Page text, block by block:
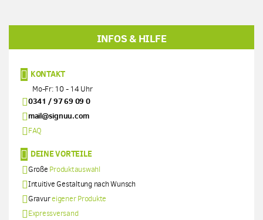
INFOS & HILFE
KONTAKT
Mo-Fr: 10 - 14 Uhr
0341 / 97 69 09 0
mail@signuu.com
FAQ
DEINE VORTEILE
Große Produktauswahl
Intuitive Gestaltung nach Wunsch
Gravureigener Produkte
Expressversand